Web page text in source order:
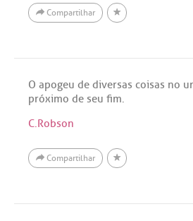
Compartilhar
O apogeu de diversas coisas no
próximo de seu fim.
C.Robson
Compartilhar